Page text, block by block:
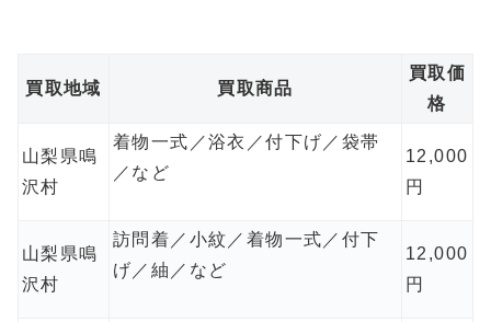
買取地域 買取商品
買取価
格
山梨県鳴
沢村
着物一式／浴衣／付下げ／袋帯
／など
12,000
円
山梨県鳴
沢村
訪問着／小紋／着物一式／付下
げ／紬／など
12,000
円